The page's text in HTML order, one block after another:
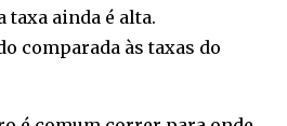
taxa ainda é alta.
comparada às taxas do